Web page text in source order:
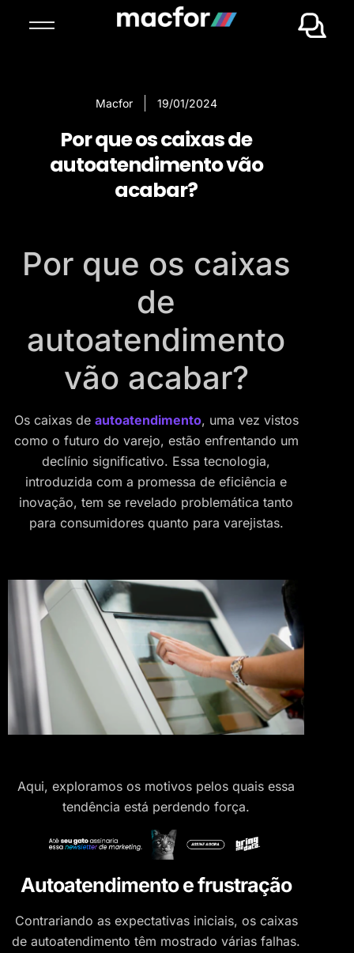
Macfor 19/01/2024
Por que os caixas de
autoatendimento vão
acabar?
Por que os caixas
de
autoatendimento
vão acabar?
Os caixas de autoatendimento, uma vez vistos
como o futuro do varejo, estão enfrentando um
declínio significativo. Essa tecnologia,
introduzida com a promessa de eficiência e
inovação, tem se revelado problemática tanto
para consumidores quanto para varejistas.
Aqui, exploramos os motivos pelos quais essa
tendência está perdendo força.
Autoatendimento e frustração
Contrariando as expectativas iniciais, os caixas
de autoatendimento têm mostrado várias falhas.